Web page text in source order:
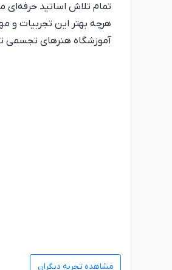
تمام تلاش اساتید حرفه‌ای
هرچه بهتر این تجربیات و
آموزشگاه هنرهای تجسمی
مشاهده تجربه دیگران